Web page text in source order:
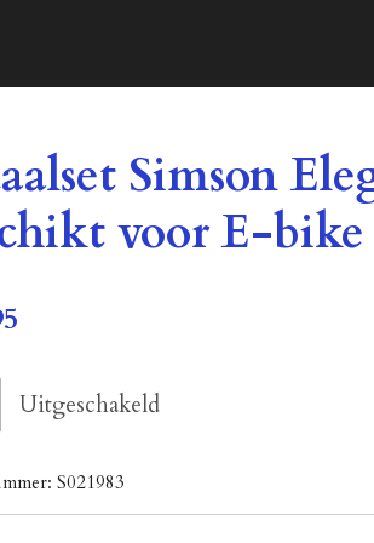
Simson
voor E-bike
Uitgeschakeld
S021983